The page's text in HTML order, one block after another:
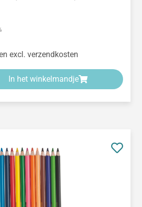
excl. verzendkosten
In het winkelmandje